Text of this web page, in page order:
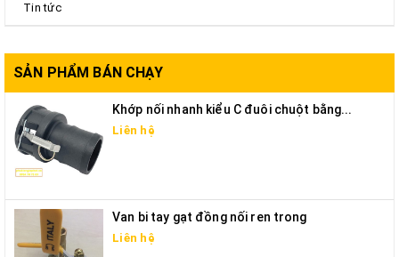
Tin tức
SẢN PHẨM BÁN CHẠY
Khớp nối nhanh kiểu C đuôi chuột bằng...
Liên hệ
Van bi tay gạt đồng nối ren trong
Liên hệ